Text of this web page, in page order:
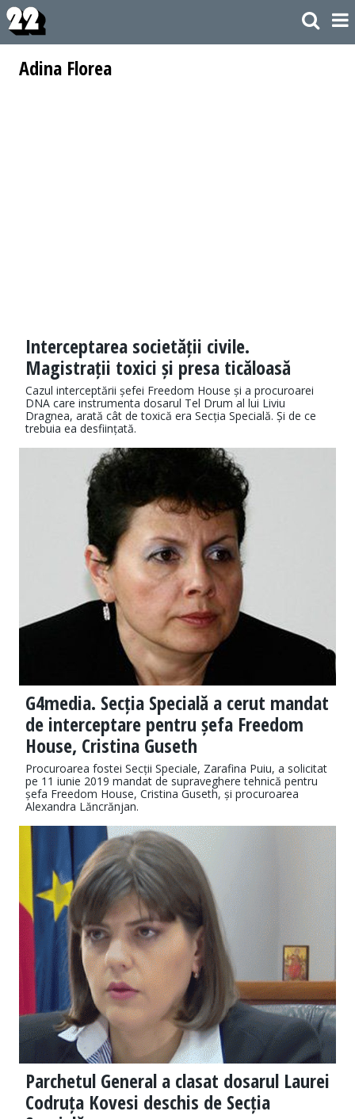
Adina Florea
Interceptarea societății civile.
Magistrații toxici și presa ticăloasă
Cazul interceptării șefei Freedom House și a procuroarei
DNA care instrumenta dosarul Tel Drum al lui Liviu
Dragnea, arată cât de toxică era Secția Specială. Și de ce
trebuia ea desființată.
G4media. Secția Specială a cerut mandat
de interceptare pentru șefa Freedom
House, Cristina Guseth
Procuroarea fostei Secții Speciale, Zarafina Puiu, a solicitat
pe 11 iunie 2019 mandat de supraveghere tehnică pentru
șefa Freedom House, Cristina Guseth, și procuroarea
Alexandra Lăncrănjan.
Parchetul General a clasat dosarul Laurei
Codruța Kovesi deschis de Secția